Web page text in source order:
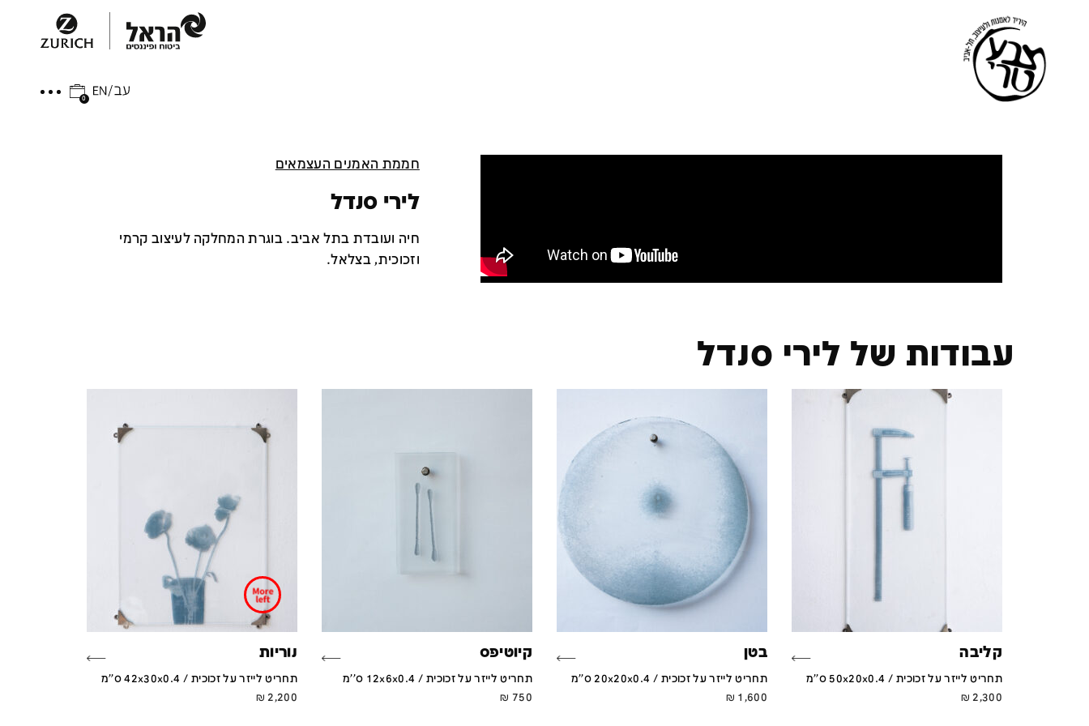
0
חממת האמנים העצמאים
לירי סנדל
חיה ועובדת בתל אביב. בוגרת המחלקה לעיצוב קרמי
וזכוכית, בצלאל.
עבודות של לירי סנדל
קליבה
תחריט לייזר על זכוכית / 50x20x0.4 ס''מ
2,300
₪
בטן
תחריט לייזר על זכוכית / 20x20x0.4 ס''מ
1,600
₪
קיוטיפס
תחריט לייזר על זכוכית / 12x6x0.4 ס''מ
750
₪
נוריות
תחריט לייזר על זכוכית / 42x30x0.4 ס''מ
2,200
₪